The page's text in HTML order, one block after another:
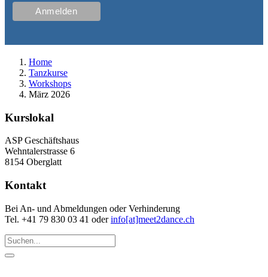
Home
Tanzkurse
Workshops
März 2026
Kurslokal
ASP Geschäftshaus
Wehntalerstrasse 6
8154 Oberglatt
Kontakt
Bei An- und Abmeldungen oder Verhinderung
Tel. +41 79 830 03 41 oderinfo[at]meet2dance.ch